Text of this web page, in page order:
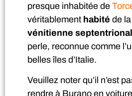
presque inhabitée de
véritablement habité de la
vénitienne
perle, reconnue comme
belles îles d’Italie.
Veuillez noter qu’il n’est
rendre à Burano en